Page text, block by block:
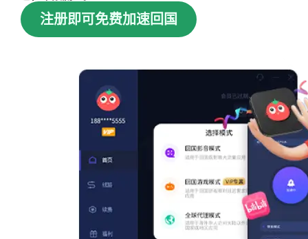
注册即可免费加速回国